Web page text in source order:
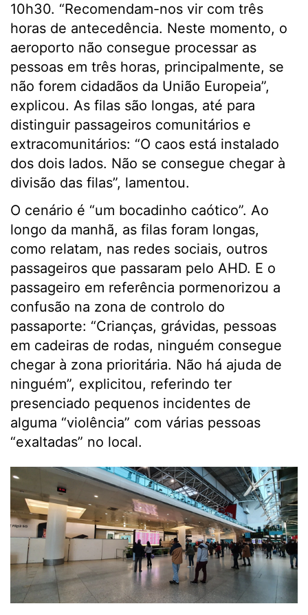
10h30. “Recomendam-nos vir com três
horas de antecedência. Neste momento, o
aeroporto não consegue processar as
pessoas em três horas, principalmente, se
não forem cidadãos da União Europeia”,
explicou. As filas são longas, até para
distinguir passageiros comunitários e
extracomunitários: “O caos está instalado
dos dois lados. Não se consegue chegar à
divisão das filas”, lamentou.
O cenário é “um bocadinho caótico”. Ao
longo da manhã, as filas foram longas,
como relatam, nas redes sociais, outros
passageiros que passaram pelo AHD. E o
passageiro em referência pormenorizou a
confusão na zona de controlo do
passaporte: “Crianças, grávidas, pessoas
em cadeiras de rodas, ninguém consegue
chegar à zona prioritária. Não há ajuda de
ninguém”, explicitou, referindo ter
presenciado pequenos incidentes de
alguma “violência” com várias pessoas
“exaltadas” no local.